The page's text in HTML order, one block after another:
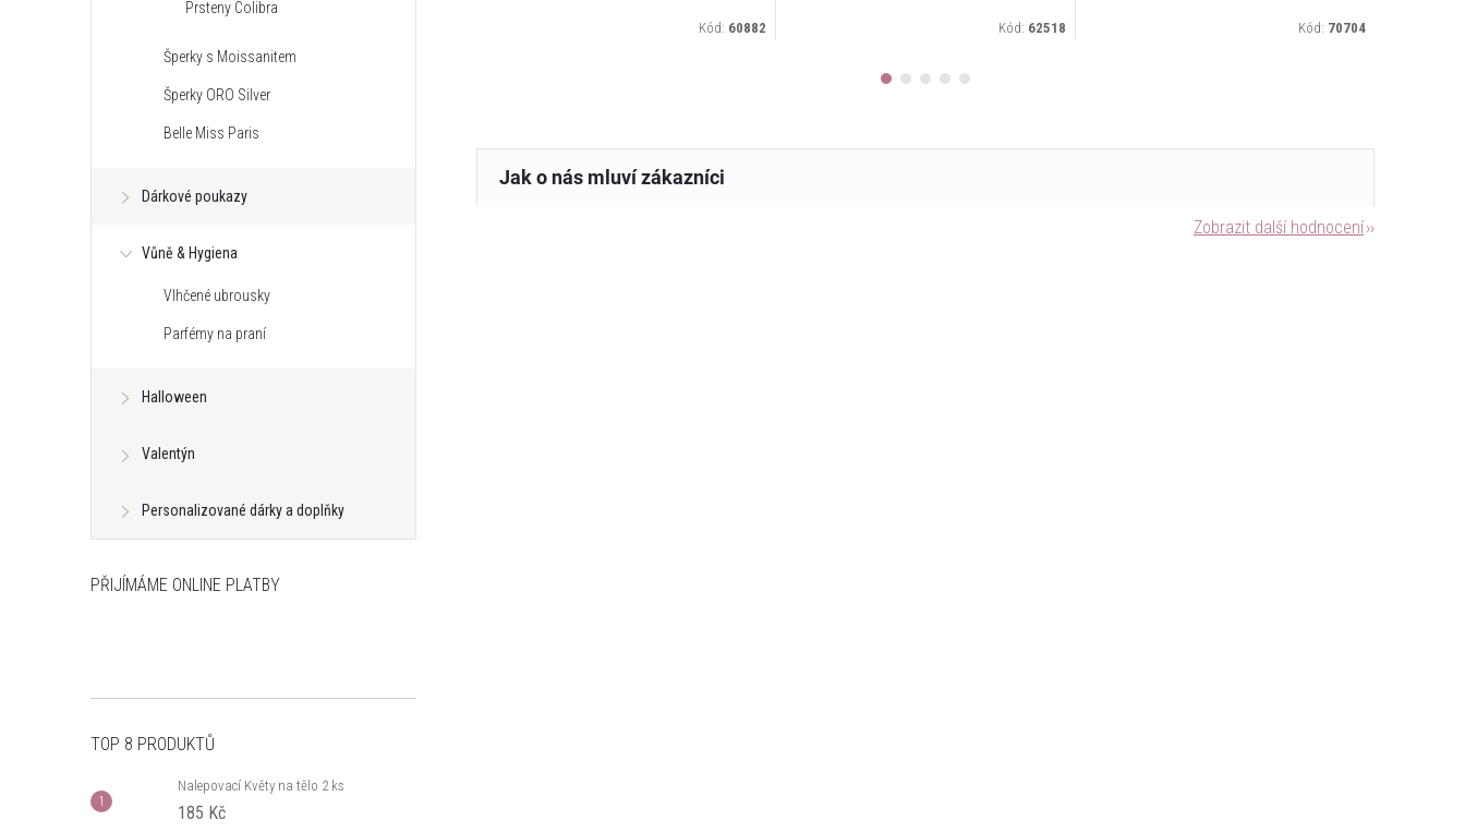
Prsteny Colibra
Šperky s Moissanitem
Šperky ORO Silver
Belle Miss Paris
Dárkové poukazy
Vůně & Hygiena
Vlhčené ubrousky
Parfémy na praní
Halloween
Valentýn
Personalizované dárky a doplňky
PŘIJÍMÁME ONLINE PLATBY
TOP 8 PRODUKTŮ
Nalepovací Květy na tělo 2 ks
185 Kč
Kód: 60882 Kód: 62518 Kód: 70704
Zobrazit další hodnocení